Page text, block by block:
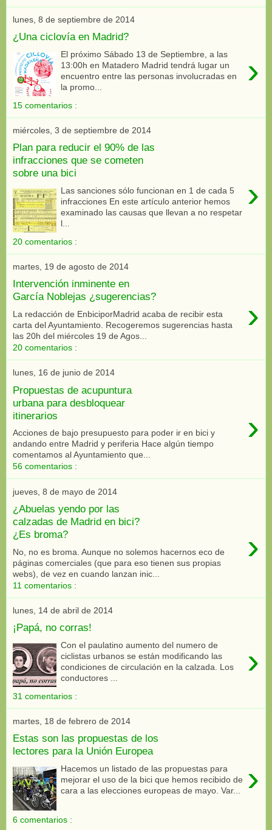
lunes, 8 de septiembre de 2014
¿Una ciclovía en Madrid?
›
El próximo Sábado 13 de Septiembre, a las
13:00h en Matadero Madrid tendrá lugar un
encuentro entre las personas involucradas en
la promo...
15 comentarios :
miércoles, 3 de septiembre de 2014
Plan para reducir el 90% de las
infracciones que se cometen
sobre una bici
›
Las sanciones sólo funcionan en 1 de cada 5
infracciones En este artículo anterior hemos
examinado las causas que llevan a no respetar
l...
20 comentarios :
martes, 19 de agosto de 2014
Intervención inminente en
García Noblejas ¿sugerencias?
›
La redacción de EnbiciporMadrid acaba de recibir esta
carta del Ayuntamiento. Recogeremos sugerencias hasta
las 20h del miércoles 19 de Agos...
20 comentarios :
lunes, 16 de junio de 2014
Propuestas de acupuntura
urbana para desbloquear
itinerarios
›
Acciones de bajo presupuesto para poder ir en bici y
andando entre Madrid y periferia Hace algún tiempo
comentamos al Ayuntamiento que...
56 comentarios :
jueves, 8 de mayo de 2014
¿Abuelas yendo por las
calzadas de Madrid en bici?
¿Es broma?
›
No, no es broma. Aunque no solemos hacernos eco de
páginas comerciales (que para eso tienen sus propias
webs), de vez en cuando lanzan inic...
11 comentarios :
lunes, 14 de abril de 2014
¡Papá, no corras!
›
Con el paulatino aumento del numero de
ciclistas urbanos se están modificando las
condiciones de circulación en la calzada. Los
conductores ...
31 comentarios :
martes, 18 de febrero de 2014
Estas son las propuestas de los
lectores para la Unión Europea
›
Hacemos un listado de las propuestas para
mejorar el uso de la bici que hemos recibido de
cara a las elecciones europeas de mayo. Var...
6 comentarios :